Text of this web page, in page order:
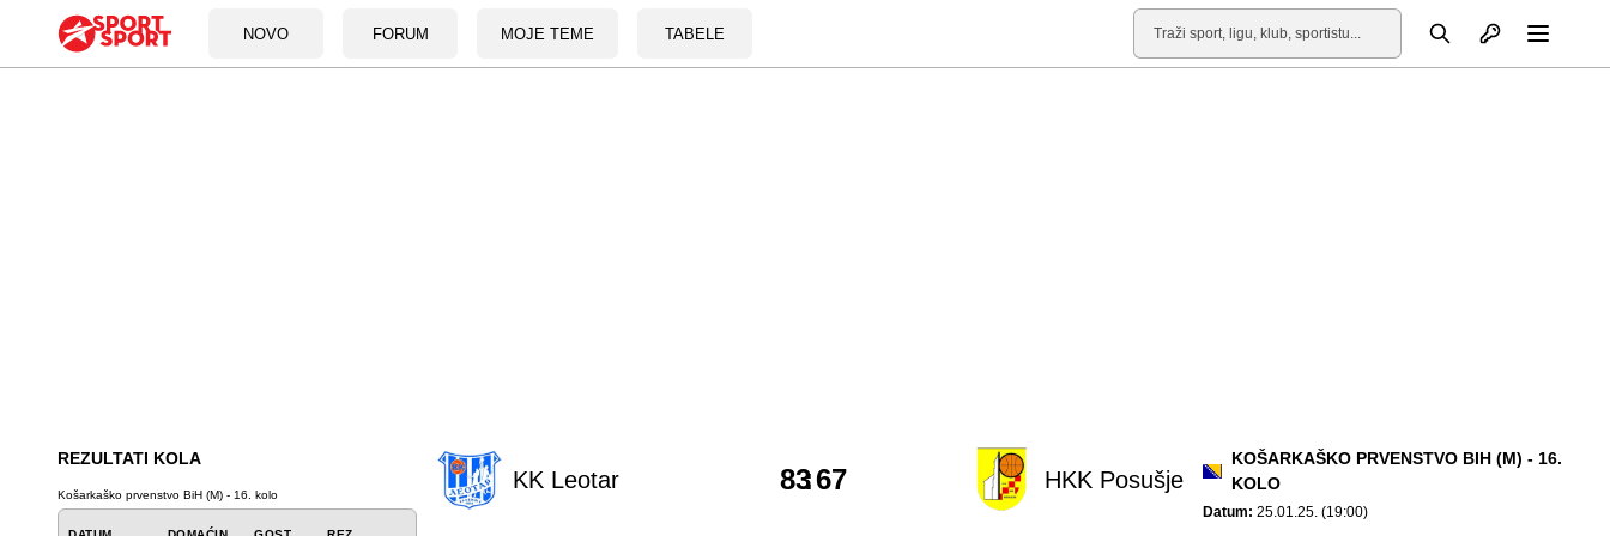
NOVO FORUM MOJE TEME TABELE
Pretraga Otvori profil
REZULTATI KOLA
Košarkaško prvenstvo BiH (M) - 16. kolo
KK Leotar HKK Posušje
83
:67
KOŠARKAŠKO PRVENSTVO BIH (M) - 16.
KOLO
Datum: 25.01.25. (19:00)